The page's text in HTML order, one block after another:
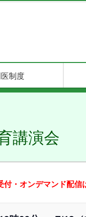
制度
講演会
・オンデマンド配信